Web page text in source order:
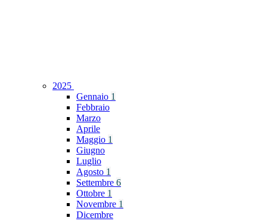
2025
Gennaio 1
Febbraio
Marzo
Aprile
Maggio 1
Giugno
Luglio
Agosto 1
Settembre 6
Ottobre 1
Novembre 1
Dicembre